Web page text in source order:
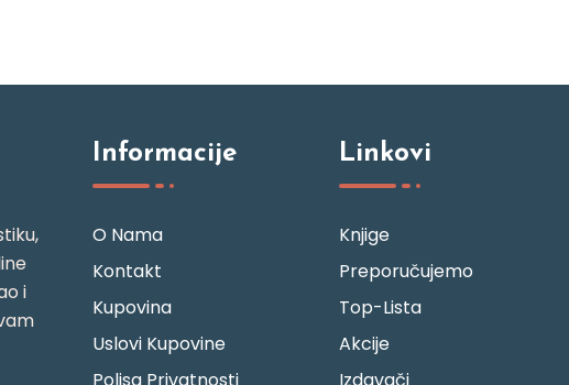
i
Informacije
O Nama
Kontakt
Kupovina
Uslovi Kupovine
Linkovi
Knjige
Preporučujemo
Top-Lista
Akcije